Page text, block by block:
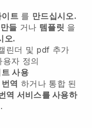
이트 를 만드십시오.
들 거나 템플릿 을
오.
린더 및 pdf 추가
용자 정의
사용
번역 하거나 통합 된
역 서비스를 사용하
.